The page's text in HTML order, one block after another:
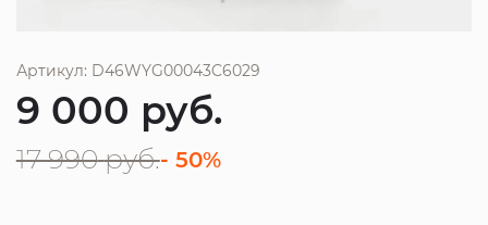
Артикул: D46WYG00043C6029
9 000 руб.
17 990 руб.- 50%